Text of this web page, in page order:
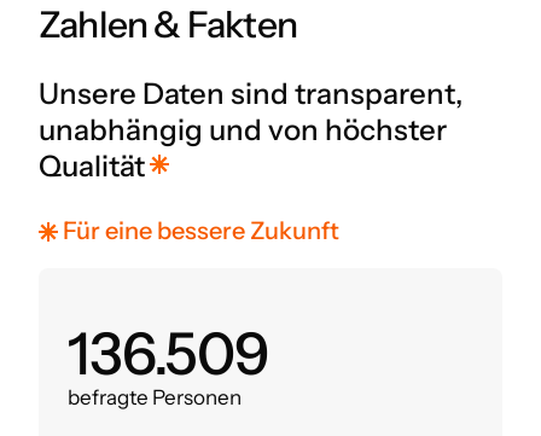
Zahlen & Fakten
Unsere Daten sind transparent,
unabhängig und von höchster
Qualität
Für eine bessere Zukunft
160.000
befragte Personen